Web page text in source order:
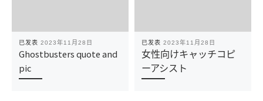
已发表 2023年11月28日
Ghostbusters quote and
pic
已发表 2023年11月28日
女性向けキャッチコピ
ーアシスト